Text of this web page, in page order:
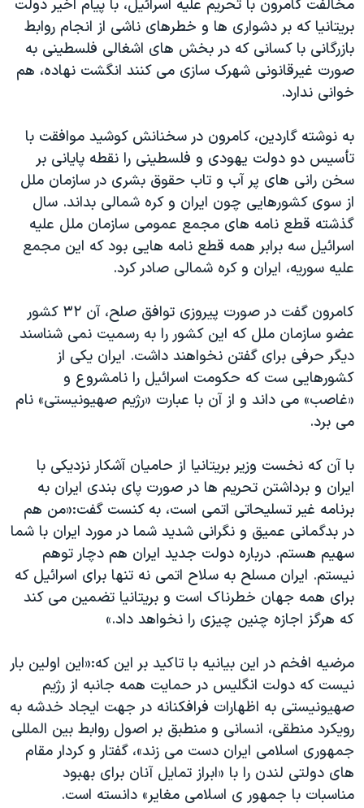
مخالفت کامرون با تحریم علیه اسرائیل، با پیام اخیر دولت
بریتانیا که بر دشواری ها و خطرهای ناشی از انجام روابط
بازرگانی با کسانی که در بخش های اشغالی فلسطینی به
صورت غیرقانونی شهرک سازی می کنند انگشت نهاده، هم
خوانی ندارد.
به نوشته گاردین، کامرون در سخنانش کوشید موافقت با
تأسیس دو دولت یهودی و فلسطینی را نقطه پایانی بر
سخن رانی های پر آب و تاب حقوق بشری در سازمان ملل
از سوی کشورهایی چون ایران و کره شمالی بداند. سال
گذشته قطع نامه های مجمع عمومی سازمان ملل علیه
اسرائیل سه برابر همه قطع نامه هایی بود که این مجمع
علیه سوریه، ایران و کره شمالی صادر کرد.
کامرون گفت در صورت پیروزی توافق صلح، آن ۳۲ کشور
عضو سازمان ملل که این کشور را به رسمیت نمی شناسند
دیگر حرفی برای گفتن نخواهند داشت. ایران یکی از
کشورهایی ست که حکومت اسرائیل را نامشروع و
«غاصب» می داند و از آن با عبارت «رژیم صهیونیستی» نام
می برد.
با آن که نخست وزیر بریتانیا از حامیان آشکار نزدیکی با
ایران و برداشتن تحریم ها در صورت پای بندی ایران به
برنامه غیر تسلیحاتی اتمی است، به کنست گفت:«من هم
در بدگمانی عمیق و نگرانی شدید شما در مورد ایران با شما
سهیم هستم. درباره دولت جدید ایران هم دچار توهم
نیستم. ایران مسلح به سلاح اتمی نه تنها برای اسرائیل که
برای همه جهان خطرناک است و بریتانیا تضمین می کند
که هرگز اجازه چنین چیزی را نخواهد داد.»
مرضیه افخم در این بیانیه با تاکید بر این که:«این اولین بار
نیست که دولت انگلیس در حمایت همه جانبه از رژیم
صهیونیستی به اظهارات فرافکنانه در جهت ایجاد خدشه به
رویکرد منطقی، انسانی و منطبق بر اصول روابط بین المللی
جمهوری اسلامی ایران دست می زند»، گفتار و کردار مقام
های دولتی لندن را با «ابراز تمایل آنان برای بهبود
مناسبات با جمهور ی اسلامی مغایر» دانسته است.